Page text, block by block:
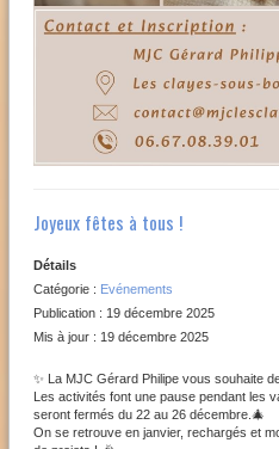
Joyeux fêtes à tous !
Détails
Catégorie : Evénements
Publication : 19 décembre 2025
Mis à jour : 19 décembre 2025
✨ La MJC Gérard Philipe vous souhaite
Les activités font une pause pendant les
seront fermés du 22 au 26 décembre.🎄
On se retrouve en janvier, rechargés et